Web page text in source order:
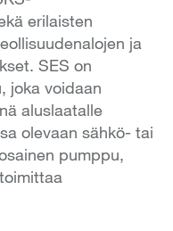
erilaisten
ja
SES on
joka voidaan
aluslaatalle
olevaan sähkö- tai
pumppu,